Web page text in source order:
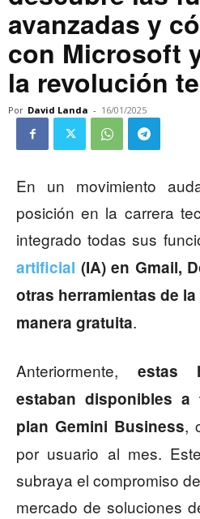
avanzadas y
con Microsoft
la revolución
Por David Landa - 16/01/2025
En un movimiento
posición en la carrera
integrado todas sus
artificial (IA) en Gmail,
otras herramientas de
manera gratuita.
Anteriormente, estas
estaban disponibles
plan Gemini Business,
por usuario al mes.
subraya el compromiso
mercado de soluciones